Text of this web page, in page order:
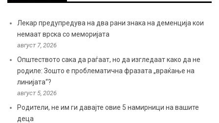
Лекар предупредува на два рани знака на деменција кои
немаат врска со меморијата
август 7, 2026
Општеството сака да раѓаат, но да изгледаат како да не
родиле: Зошто е проблематична фразата „враќање на
линијата“?
август 5, 2026
Родители, не им ги давајте овие 5 намирници на вашите
деца